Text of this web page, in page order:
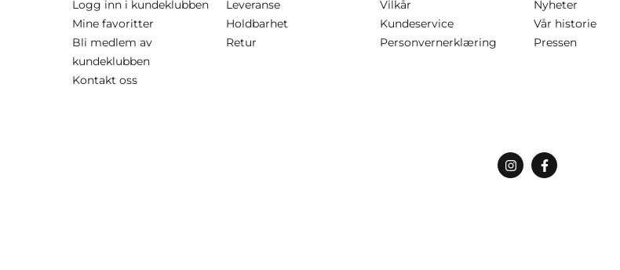
Logg inn i kundeklubben
Mine favoritter
Bli medlem av
kundeklubben
Kontakt oss
Leveranse
Holdbarhet
Retur
Vilkår
Kundeservice
Personvernerklæring
Nyheter
Vår historie
Pressen